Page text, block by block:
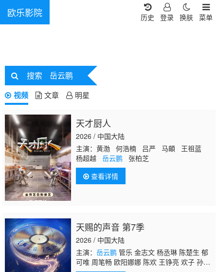
欧乐影院 菜单
换肤
登录
历史
搜索 岳云鹏
视频 文章 明星
天才厨人
2026 / 中国大陆
主演：黄渤 何浩楠 吕严 马頔 王祖蓝
杨超越 岳云鹏 张柏芝
查看详情
天赐的声音 第7季
2026 / 中国大陆
主演： 岳云鹏 管乐 金志文 杨丞琳 陈楚生 郁
可唯 周笔畅 欧阳娜娜 陈欢 王铮亮 欢子 孙